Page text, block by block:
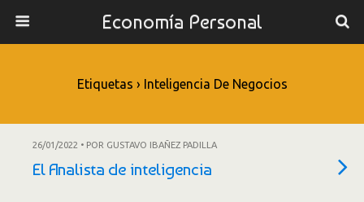
Economía Personal
Etiquetas › Inteligencia De Negocios
26/01/2022 • POR GUSTAVO IBAÑEZ PADILLA
El Analista de inteligencia